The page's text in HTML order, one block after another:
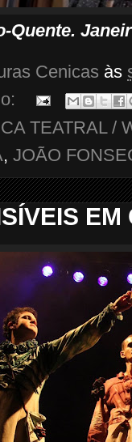
Quente.
Cenicas às
TEATRAL /
, JOÃO